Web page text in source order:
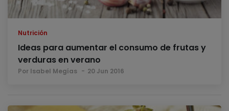
Nutrición
Ideas para aumentar el consumo de frutas y
verduras en verano
Por Isabel Megías 20 Jun 2016